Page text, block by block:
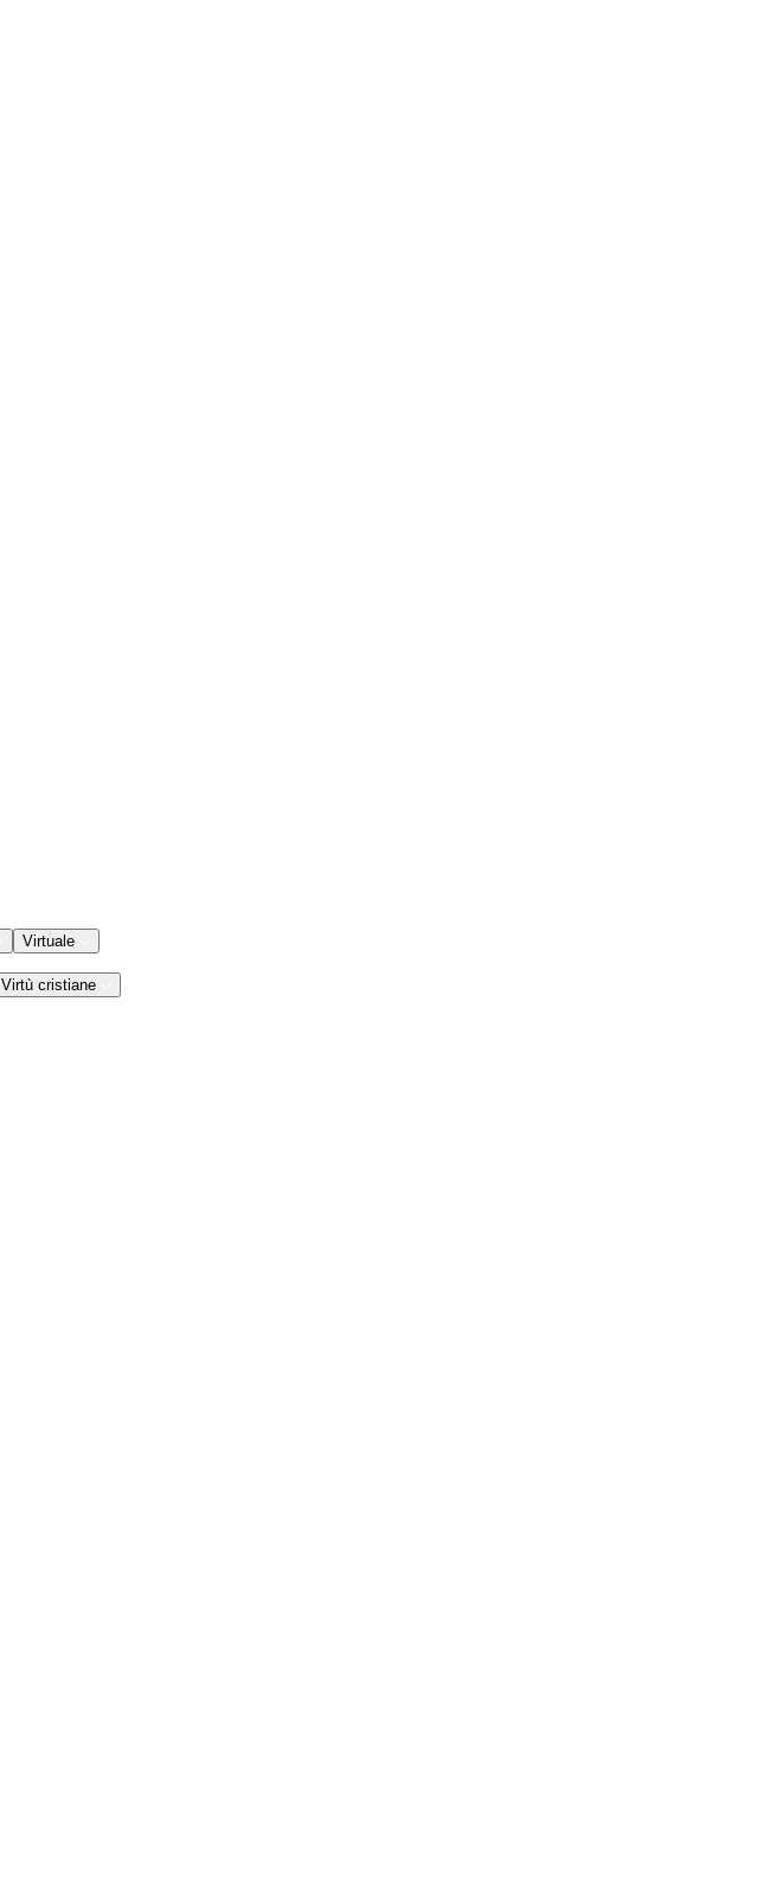
Virtuale
Virtù cristiane